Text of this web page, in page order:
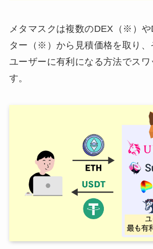
メタマスクは複数のDEX（※）や
ター（※）から見積価格を取り、
ユーザーに有利になる方法でスワ
す。